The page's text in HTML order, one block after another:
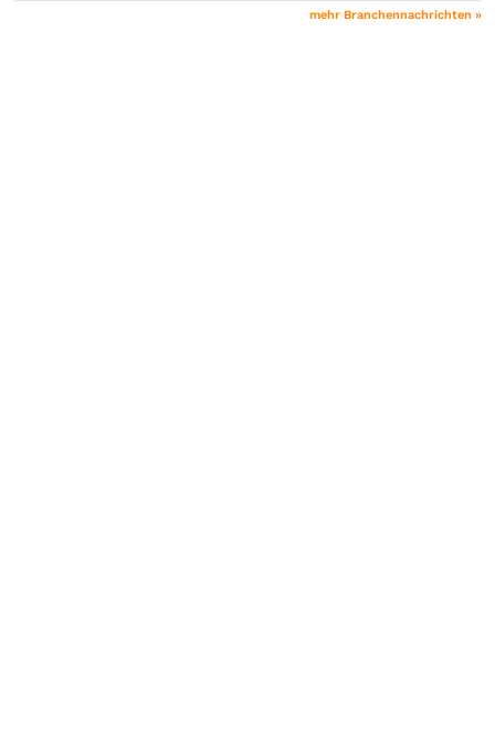
mehr Branchennachrichten »